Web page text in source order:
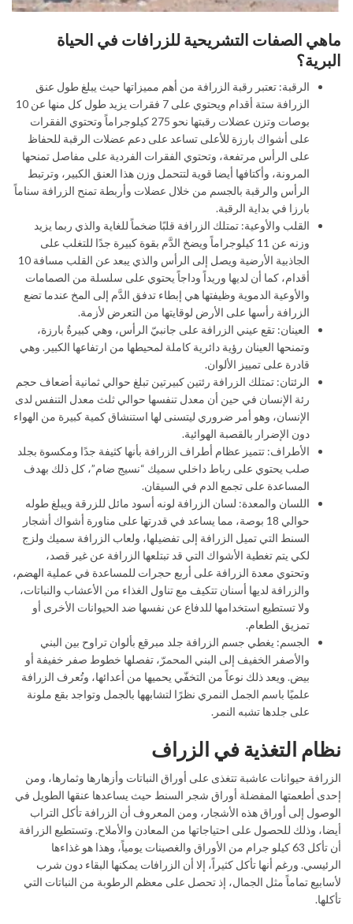
ماهي الصفات التشريحية للزرافات في الحياة
البرية؟
الرقبة: تعتبر رقبة الزرافة من أهم مميزاتها حيث يبلغ طول عنق
الزرافة ستة أقدام ويحتوي على 7 فقرات يزيد طول كل منها عن 10
بوصات وتزن عضلات رقبتها نحو 275 كيلوجراماً وتحتوي الفقرات
على أشواك بارزة للأعلى تساعد على دعم عضلات الرقبة للحفاظ
على الرأس مرتفعة، وتحتوي الفقرات الفردية على مفاصل تمنحها
المرونة، وأكتافها أيضا قوية لتتحمل وزن هذا العنق الكبير، وترتبط
الرأس والرقبة بالجسم من خلال عضلات وأربطة تمنح الزرافة سناماً
بارزا في بداية الرقبة.
القلب والأوعية: تمتلك الزرافة قلبًا ضخماً للغاية والذي ربما يزيد
وزنه عن 11 كيلوجراماً ويضخ الدَّم بقوة كبيرة جدًا للتغلب على
الجاذبية الأرضية ويصل إلى الرأس والذي يبعد عن القلب مسافة 10
أقدام، كما أن لديها وريداً وداجاً يحتوي على سلسلة من الصمامات
والأوعية الدموية وظيفتها هي إبطاء تدفق الدَّم إلى المخ عندما تضع
الزرافة رأسها على الأرض لوقايتها من التعرض لأزمة.
العينان: تقع عيني الزرافة على جانبيّ الرأس، وهي كبيرةٌ بارزة،
وتمنحها العينان رؤية دائرية كاملة لمحيطها من ارتفاعها الكبير. وهي
قادرة على تمييز الألوان.
الرئتان: تمتلك الزرافة رئتين كبيرتين تبلغ حوالي ثمانية أضعاف حجم
رئة الإنسان في حين أن معدل تنفسها حوالي ثلث معدل التنفس لدى
الإنسان، وهو أمر ضروري ليتسنى لها استنشاق كمية كبيرة من الهواء
دون الإضرار بالقصبة الهوائية.
الأطراف: تتميز عظام أطراف الزرافة بأنها كثيفة جدًا ومكسوة بجلد
صلب يحتوي على رباط داخلي سميك “نسيج ضام”، كل ذلك بهدف
المساعدة على تجمع الدم في السيقان.
اللسان والمعدة: لسان الزرافة لونه أسود مائل للزرقة ويبلغ طوله
حوالي 18 بوصة، مما يساعد في قدرتها على مناورة أشواك أشجار
السنط التي تميل الزرافة إلى تفضيلها، ولعاب الزرافة سميك ولزج
لكي يتم تغطية الأشواك التي قد تبتلعها الزرافة عن غير قصد،
وتحتوي معدة الزرافة على أربع حجرات للمساعدة في عملية الهضم،
والزرافة لديها أسنان تتكيف مع تناول الغذاء من الأعشاب والنباتات،
ولا تستطيع استخدامها للدفاع عن نفسها ضد الحيوانات الأخرى أو
تمزيق الطعام.
الجسم: يغطي جسم الزرافة جلد مبرقع بألوان تراوح بين البني
والأصفر الخفيف إلى البني المحمرّ، تفصلها خطوط صفر خفيفة أو
بيض. ويعد ذلك نوعاً من التخفّي يحميها من أعدائها، وتُعرف الزرافة
علميًا باسم الجمل النمري نظرًا لتشابهها بالجمل وتواجد بقع ملونة
على جلدها تشبه النمر.
نظام التغذية في الزراف
الزرافة حيوانات عاشبة تتغذى على أوراق النباتات وأزهارها وثمارها، ومن
إحدى أطعمتها المفضلة أوراق شجر السنط حيث يساعدها عنقها الطويل في
الوصول إلى أوراق هذه الأشجار، ومن المعروف أن الزرافة تأكل التراب
أيضا، وذلك للحصول على احتياجاتها من المعادن والأملاح. وتستطيع الزرافة
أن تأكل 63 كيلو جرام من الأوراق والغصينات يومياً، وهذا هو غذاءها
الرئيسي. ورغم أنها تأكل كثيراً، إلا أن الزرافات يمكنها البقاء دون شرب
لأسابيع تماماً مثل الجمال، إذ تحصل على معظم الرطوبة من النباتات التي
تأكلها.